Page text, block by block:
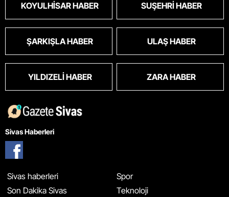
KOYULHISAR HABER SUŞEHRI HABER
ŞARKIŞLA HABER ULAŞ HABER
YILDIZELI HABER ZARA HABER
Sivas Haberleri
Sivas haberleri
Son Dakika Sivas
Spor
Teknoloji